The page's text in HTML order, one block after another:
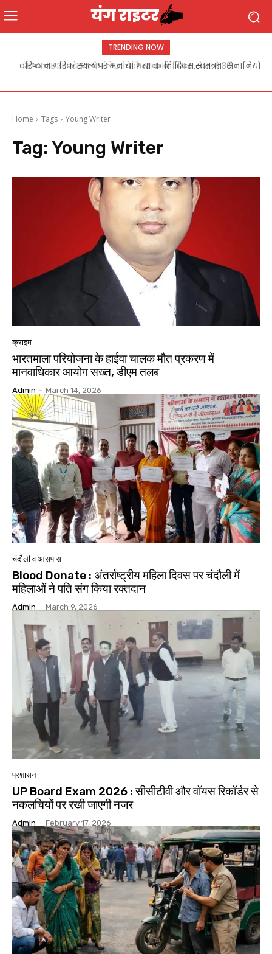
TRENDING NOW
वरिष्ठ नागरिक स्थल पर मनाया गया क्रांति दिवस,स्वतंत्रता सेनानियों
Home Tags Young Writer
Tag: Young Writer
क्राइम
भारतमाला परियोजना के हाईवा चालक मौत प्रकरण में
मानवाधिकार आयोग सख्त, डीएम तलब
Admin - March 14, 2026
चंदौली व आसपास
Blood Donate : अंतर्राष्ट्रीय महिला दिवस पर चंदौली में
महिलाओं ने पति संग किया रक्तदान
Admin - March 9, 2026
प्रशासन
UP Board Exam 2026 : सीसीटीवी और वॉयस रिकॉर्डर से
नकलचियों पर रखी जाएगी नजर
Admin - February 17, 2026